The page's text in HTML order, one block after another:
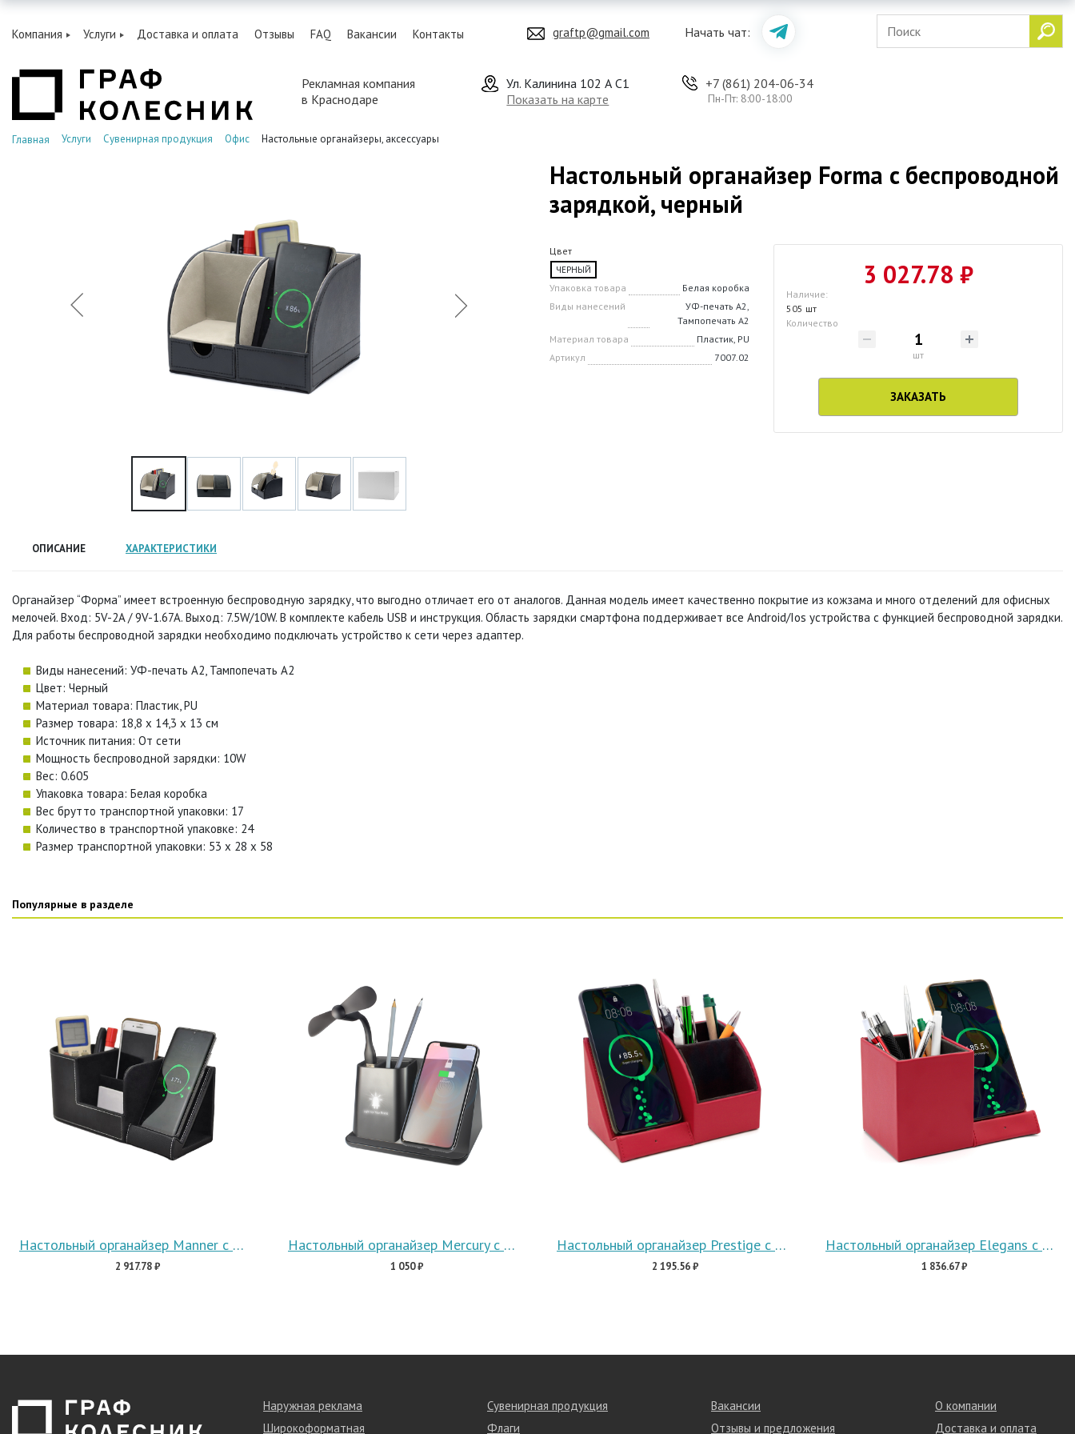
Компания Услуги Доставка и оплата Отзывы FAQ Вакансии Контакты graftp@gmail.com Начать чат:
Рекламная компания
в Краснодаре
Ул. Калинина 102 А С1
Показать на карте
+7 (861) 204-06-34
Пн-Пт: 8:00-18:00
Главная Услуги Сувенирная продукция Офис Настольные органайзеры, аксессуары
Настольный органайзер Forma c беспроводной
зарядкой, черный
Цвет
ЧЕРНЫЙ
Упаковка товара
Белая коробка
Виды нанесений
УФ-печать А2,
Тампопечать А2
Материал товара
Пластик, PU
Артикул
7007.02
3 027.78 ₽
Наличие:
505 шт
Количество
шт
ЗАКАЗАТЬ
ОПИСАНИЕ ХАРАКТЕРИСТИКИ
Органайзер “Форма” имеет встроенную беспроводную зарядку, что выгодно отличает его от аналогов. Данная модель имеет качественно покрытие из кожзама и много отделений для офисных
мелочей. Вход: 5V-2A / 9V-1.67A. Выход: 7.5W/10W. В комплекте кабель USB и инструкция. Область зарядки смартфона поддерживает все Android/Ios устройства с функцией беспроводной зарядки.
Для работы беспроводной зарядки необходимо подключать устройство к сети через адаптер.
Виды нанесений: УФ-печать А2, Тампопечать А2
Цвет: Черный
Материал товара: Пластик, PU
Размер товара: 18,8 x 14,3 x 13 см
Источник питания: От сети
Мощность беспроводной зарядки: 10W
Вес: 0.605
Упаковка товара: Белая коробка
Вес брутто транспортной упаковки: 17
Количество в транспортной упаковке: 24
Размер транспортной упаковки: 53 x 28 x 58
Популярные в разделе
Настольный органайзер Manner c беспроводной зарядкой
2 917.78 ₽
Настольный органайзер Mercury c беспроводной зарядкой и вентилятором
1 050 ₽
Настольный органайзер Prestige c беспроводной зарядкой
2 195.56 ₽
Настольный органайзер Elegans c беспроводной зарядкой
1 836.67 ₽
Наружная реклама
Широкоформатная
Сувенирная продукция
Флаги
Вакансии
Отзывы и предложения
О компании
Доставка и оплата